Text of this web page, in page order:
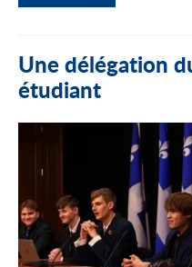
Une délégation
étudiant